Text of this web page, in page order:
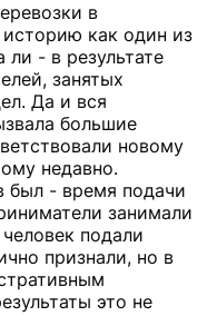
в
как один из
- в результате
занятых
Да и вся
большие
новому
недавно.
был - время подачи
занимали
подали
признали, но в
это не